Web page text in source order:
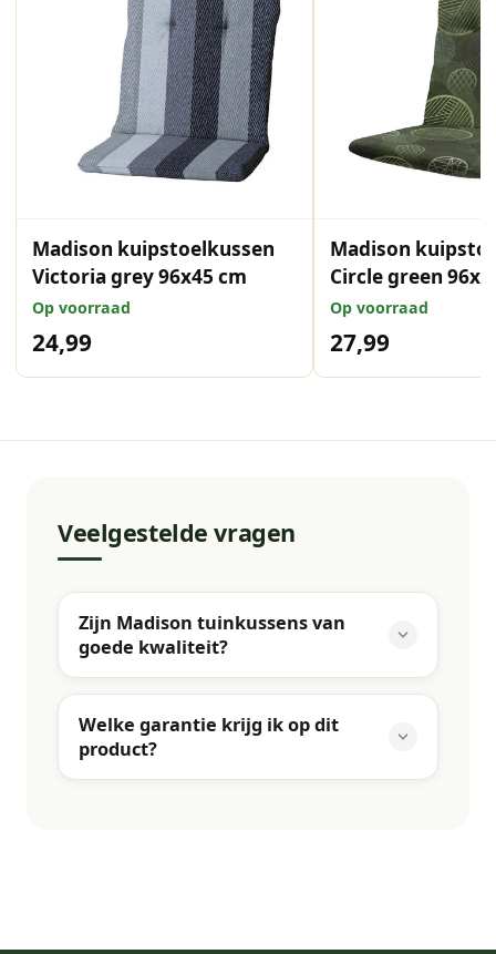
Madison kuipstoelkussen
Victoria grey 96x45 cm
Op voorraad
24,99
Madison
Circle green
Op voorraad
27,99
Veelgestelde vragen
Zijn Madison tuinkussens van
goede kwaliteit?
Welke garantie krijg ik op dit
product?